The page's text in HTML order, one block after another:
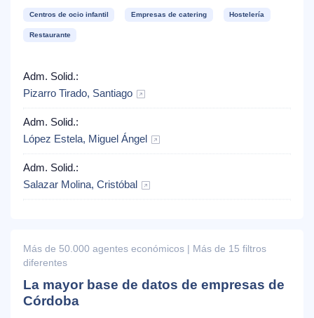
Centros de ocio infantil Empresas de catering Hostelería
Restaurante
Adm. Solid.:
Pizarro Tirado, Santiago
Adm. Solid.:
López Estela, Miguel Ángel
Adm. Solid.:
Salazar Molina, Cristóbal
Más de 50.000 agentes económicos | Más de 15 filtros
diferentes
La mayor base de datos de empresas de
Córdoba